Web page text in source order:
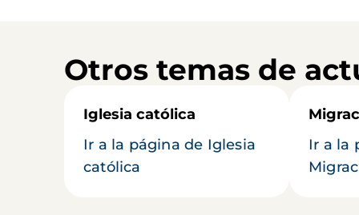
Otros temas de
Iglesia católica
Ir a la página de Iglesia
católica
Ir a la